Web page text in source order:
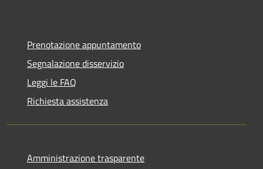
Prenotazione appuntamento
Segnalazione disservizio
Leggi le FAQ
Richiesta assistenza
Amministrazione trasparente